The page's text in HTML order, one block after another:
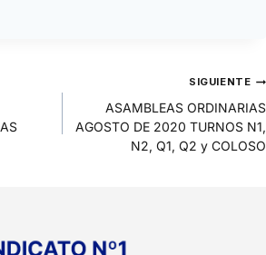
SIGUIENTE
ASAMBLEAS ORDINARIAS
AGOSTO DE 2020 TURNOS N1,
N2, Q1, Q2 y COLOSO